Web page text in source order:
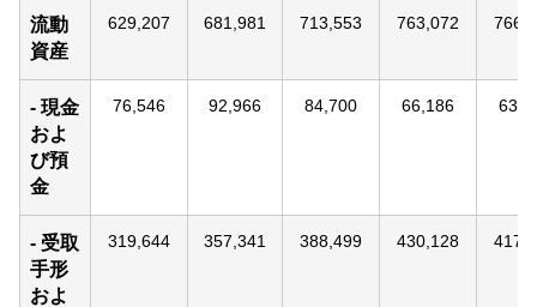
流動
資産
629,207 681,981 713,553 763,072
- 現金
およ
び預
金
76,546 92,966 84,700 66,186
- 受取
手形
およ
319,644 357,341 388,499 430,128